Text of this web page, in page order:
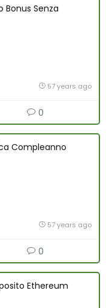
Bonus Senza
57 years ago
0
Compleanno
57 years ago
0
Ethereum